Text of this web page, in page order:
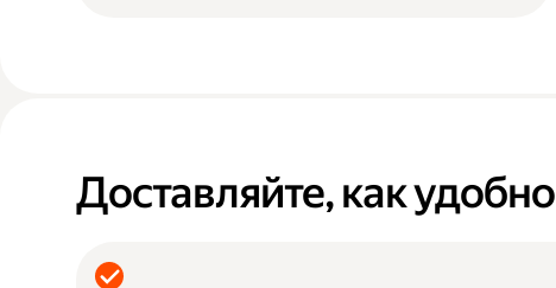
Доставляйте, как удобно